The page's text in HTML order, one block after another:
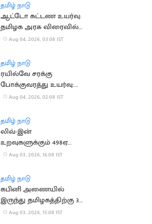
தமிழ் நாடு
ஆட்டோ கட்டண உயர்வு:
தமிழக அரசு விரைவில்
அறிவிப்பு?
Aug 04, 2026, 03:08 IST
தமிழ் நாடு
ரயில்வே சரக்கு
போக்குவரத்து உயர்வு:
ரூ.1,137 கோடி கூடுதல்
Aug 04, 2026, 02:08 IST
தமிழ் நாடு
லிவ்-இன்
உறவுகளுக்கும் 498ஏ
பிரிவு பாதுகாப்பு:
Aug 03, 2026, 16:08 IST
தமிழ் நாடு
கபினி அணையில்
இருந்து தமிழகத்திற்கு 30
ஆயிரம் கன அடி நீர்
Aug 03, 2026, 15:08 IST